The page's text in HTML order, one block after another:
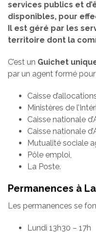
services publics et
disponibles, pour
Il est géré par les
territoire dont la
C’est un Guichet
par un agent formé
Caisse
Ministères de
Caisse nationale
Caisse nationale
Mutualité sociale
Pôle emploi,
La Poste.
Permanences à
Les permanences se
Lundi 13h30 – 17h